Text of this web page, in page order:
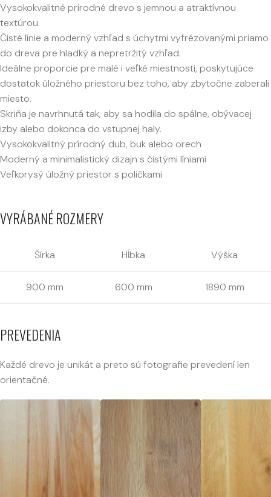
Vysokokvalitné prírodné drevo s jemnou a atraktívnou
textúrou.
Čisté línie a moderný vzhľad s úchytmi vyfrézovanými priamo
do dreva pre hladký a nepretržitý vzhľad.
Ideálne proporcie pre malé i veľké miestnosti, poskytujúce
dostatok úložného priestoru bez toho, aby zbytočne zaberali
miesto.
Skriňa je navrhnutá tak, aby sa hodila do spálne, obývacej
izby alebo dokonca do vstupnej haly.
Vysokokvalitný prírodný dub, buk alebo orech
Moderný a minimalistický dizajn s čistými líniami
Veľkorysý úložný priestor s poličkami
VYRÁBANÉ ROZMERY
Šírka Hĺbka Výška
900 mm 600 mm 1890 mm
PREVEDENIA
Každé drevo je unikát a preto sú fotografie prevedení len
orientačné.